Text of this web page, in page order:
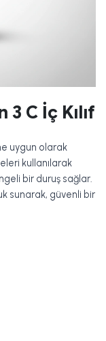
3 C İç Kılıf
uygun olarak
kullanılarak
bir duruş sağlar.
sunarak, güvenli bir